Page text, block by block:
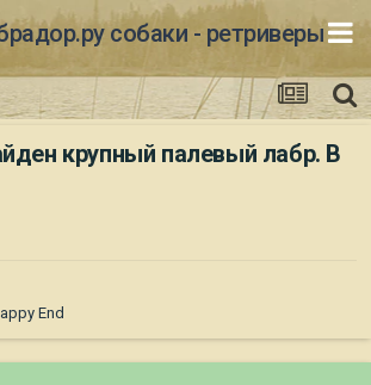
собаки - ретриверы
крупный палевый лабр. В
End